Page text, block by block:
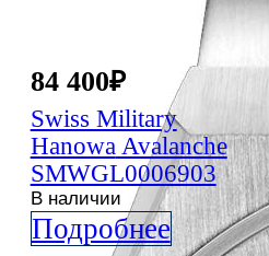
84 400₽
Swiss Military
HanowaAvalanche
SMWGL0006903
В наличии
Подробнее